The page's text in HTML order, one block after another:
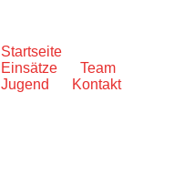
Startseite
Einsätze
Team
Jugend
Kontakt